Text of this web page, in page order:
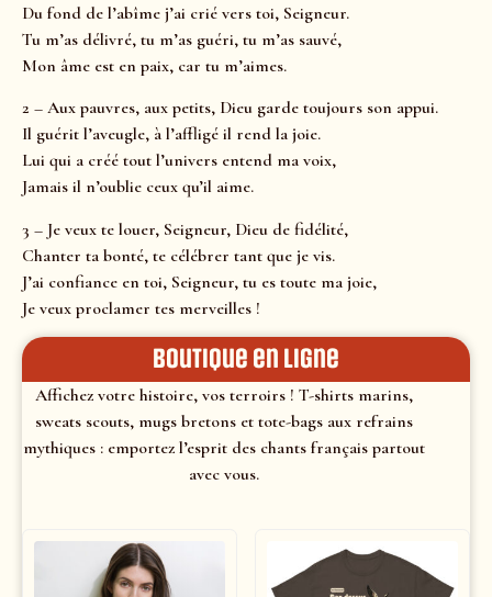
Du fond de l’abîme j’ai crié vers toi, Seigneur.
Tu m’as délivré, tu m’as guéri, tu m’as sauvé,
Mon âme est en paix, car tu m’aimes.
2 – Aux pauvres, aux petits, Dieu garde toujours son appui.
Il guérit l’aveugle, à l’affligé il rend la joie.
Lui qui a créé tout l’univers entend ma voix,
Jamais il n’oublie ceux qu’il aime.
3 – Je veux te louer, Seigneur, Dieu de fidélité,
Chanter ta bonté, te célébrer tant que je vis.
J’ai confiance en toi, Seigneur, tu es toute ma joie,
Je veux proclamer tes merveilles !
Boutique en ligne
Affichez votre histoire, vos terroirs ! T-shirts marins,
sweats scouts, mugs bretons et tote-bags aux refrains
mythiques : emportez l’esprit des chants français partout
avec vous.